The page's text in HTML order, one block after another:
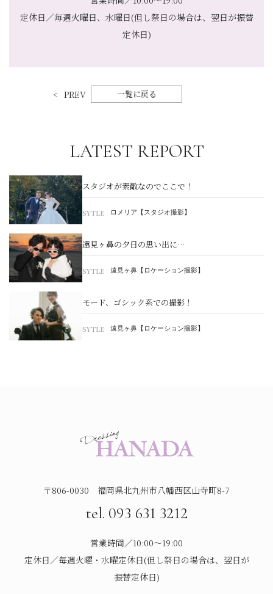
定休日／毎週火曜日、水曜日(但し祭日の場合は、翌日が振替
定休日)
PREV 一覧に戻る
LATEST REPORT
スタジオが素敵なのでここで！
SYTLE ロメリア【スタジオ撮影】
遠見ヶ鼻の夕日の思い出に…
SYTLE 遠見ヶ鼻【ロケーション撮影】
モード、ゴシック系での撮影！
SYTLE 遠見ヶ鼻【ロケーション撮影】
〒806-0030 福岡県北九州市八幡西区山寺町8-7
tel. 093 631 3212
営業時間／10:00～19:00
定休日／毎週火曜・水曜定休日(但し祭日の場合は、翌日が
振替定休日)